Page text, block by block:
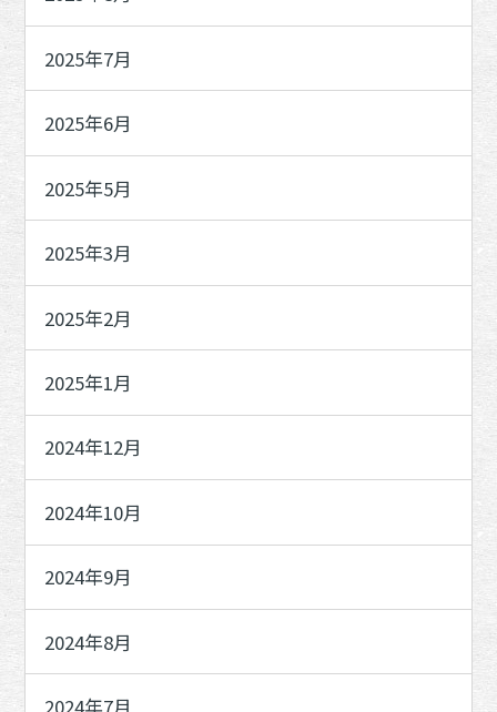
2025年7月
2025年6月
2025年5月
2025年3月
2025年2月
2025年1月
2024年12月
2024年10月
2024年9月
2024年8月
2024年7月